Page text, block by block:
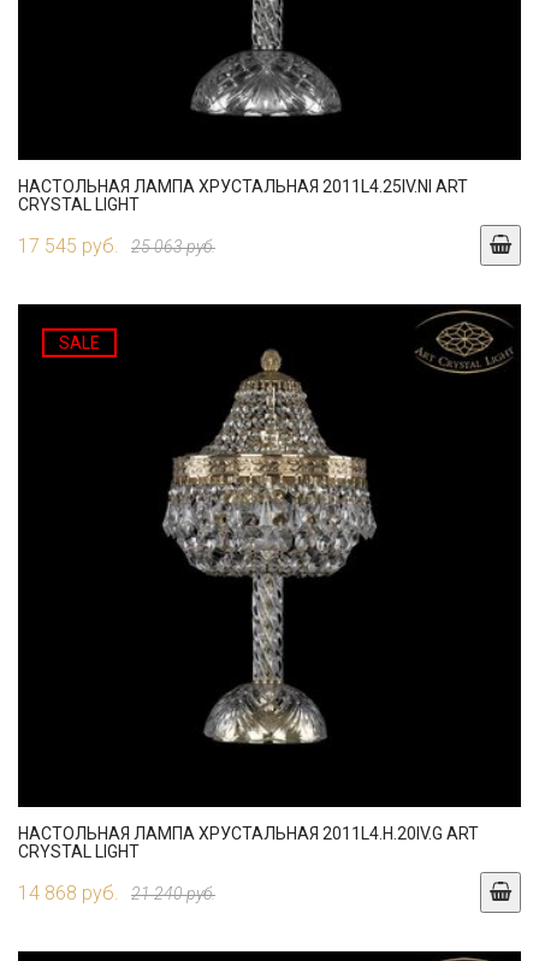
НАСТОЛЬНАЯ ЛАМПА ХРУСТАЛЬНАЯ 2011L4.25IV.NI ART
CRYSTAL LIGHT
17 545 руб. 25 063 руб.
SALE
НАСТОЛЬНАЯ ЛАМПА ХРУСТАЛЬНАЯ 2011L4.H.20IV.G ART
CRYSTAL LIGHT
14 868 руб. 21 240 руб.